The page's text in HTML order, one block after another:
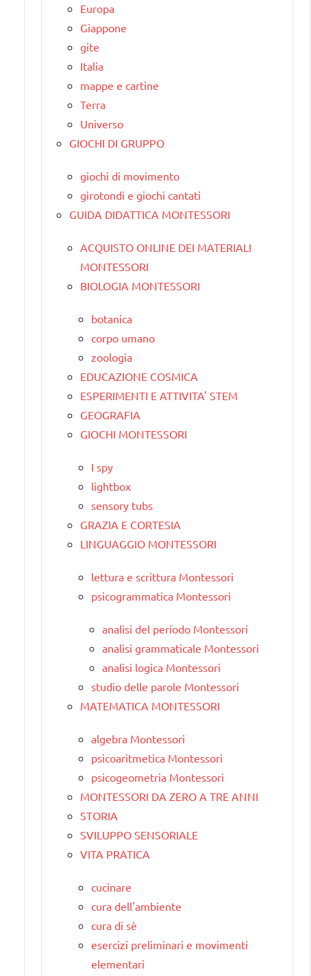
Europa
Giappone
gite
Italia
mappe e cartine
Terra
Universo
GIOCHI DI GRUPPO
giochi di movimento
girotondi e giochi cantati
GUIDA DIDATTICA MONTESSORI
ACQUISTO ONLINE DEI MATERIALI
MONTESSORI
BIOLOGIA MONTESSORI
botanica
corpo umano
zoologia
EDUCAZIONE COSMICA
ESPERIMENTI E ATTIVITA' STEM
GEOGRAFIA
GIOCHI MONTESSORI
I spy
lightbox
sensory tubs
GRAZIA E CORTESIA
LINGUAGGIO MONTESSORI
lettura e scrittura Montessori
psicogrammatica Montessori
analisi del periodo Montessori
analisi grammaticale Montessori
analisi logica Montessori
studio delle parole Montessori
MATEMATICA MONTESSORI
algebra Montessori
psicoaritmetica Montessori
psicogeometria Montessori
MONTESSORI DA ZERO A TRE ANNI
STORIA
SVILUPPO SENSORIALE
VITA PRATICA
cucinare
cura dell'ambiente
cura di sè
esercizi preliminari e movimenti
elementari